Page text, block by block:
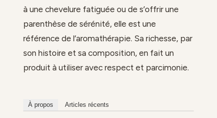
à une chevelure fatiguée ou de s’offrir une
parenthèse de sérénité, elle est une
référence de l’aromathérapie. Sa richesse, par
son histoire et sa composition, en fait un
produit à utiliser avec respect et parcimonie.
À propos Articles récents